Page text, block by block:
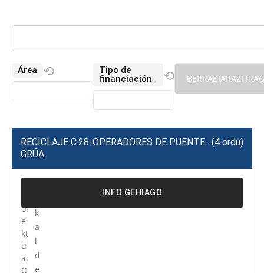
Área ⟲
Tipo de
financiación
⟲ BERRABIARAZI
RECICLAJE C.28-OPERADORES DE PUENTE-
GRÚA
(4 ordu)
oi
e
kt
u
a:
O
k
a
l
d
e
INFO GEHIAGO